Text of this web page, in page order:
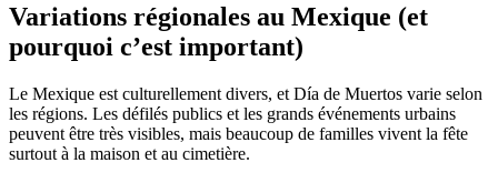
Variations régionales au Mexique (et
pourquoi c’est important)
Le Mexique est culturellement divers, et Día de Muertos varie selon
les régions. Les défilés publics et les grands événements urbains
peuvent être très visibles, mais beaucoup de familles vivent la fête
surtout à la maison et au cimetière.